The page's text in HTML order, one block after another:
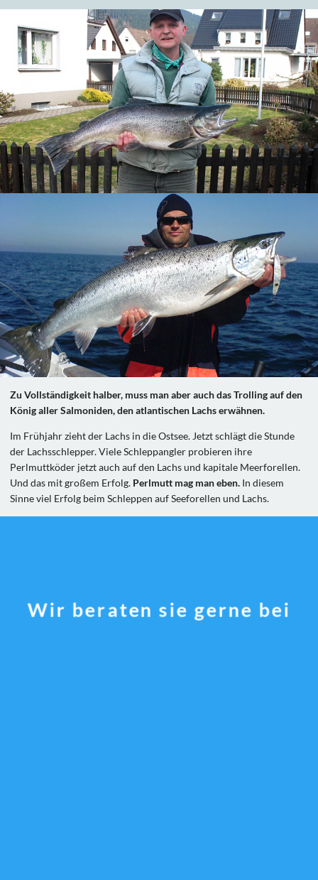
Zu Vollständigkeit halber, muss man aber auch das Trolling auf den
König aller Salmoniden, den atlantischen Lachs erwähnen.
Im Frühjahr zieht der Lachs in die Ostsee. Jetzt schlägt die Stunde
der Lachsschlepper. Viele Schleppangler probieren ihre
Perlmuttköder jetzt auch auf den Lachs und kapitale Meerforellen.
Und das mit großem Erfolg. Perlmutt mag man eben. In diesem
Sinne viel Erfolg beim Schleppen auf Seeforellen und Lachs.
Wir beraten sie gerne bei